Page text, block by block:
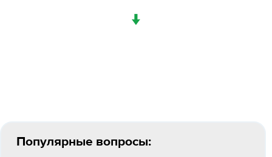
↓
Популярные вопросы: